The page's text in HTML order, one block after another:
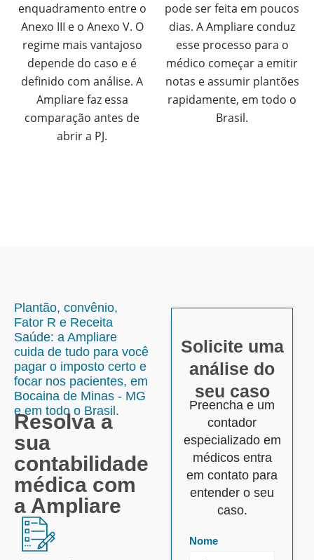
enquadramento entre o
Anexo III e o Anexo V. O
regime mais vantajoso
depende do caso e é
definido com análise. A
Ampliare faz essa
comparação antes de
abrir a PJ.
pode ser feita em poucos
dias. A Ampliare conduz
esse processo para o
médico começar a emitir
notas e assumir plantões
rapidamente, em todo o
Brasil.
Plantão, convênio,
Fator R e Receita
Saúde: a Ampliare
cuida de tudo para você
pagar o imposto certo e
focar nos pacientes, em
Bocaina de Minas - MG
e em todo o Brasil.
Resolva a
sua
contabilidade
médica com
a Ampliare
Solicite uma
análise do
seu caso
Preencha e um
contador
especializado em
médicos entra
em contato para
entender o seu
caso.
Nome